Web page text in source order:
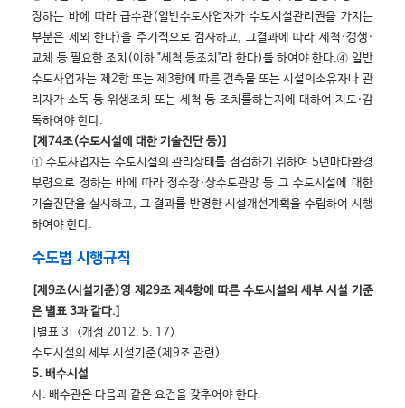
정하는 바에 따라 급수관(일반수도사업자가 수도시설관리권을 가지는
부분은 제외 한다)을 주기적으로 검사하고, 그결과에 따라 세척·갱생·
교체 등 필요한 조치(이하 "세척 등조치"라 한다)를 하여야 한다.④ 일반
수도사업자는 제2항 또는 제3항에 따른 건축물 또는 시설의소유자나 관
리자가 소독 등 위생조치 또는 세척 등 조치를하는지에 대하여 지도·감
독하여야 한다.
[제74조(수도시설에 대한 기술진단 등)]
① 수도사업자는 수도시설의 관리상태를 점검하기 위하여 5년마다환경
부령으로 정하는 바에 따라 정수장·상수도관망 등 그 수도시설에 대한
기술진단을 실시하고, 그 결과를 반영한 시설개선계획을 수립하여 시행
하여야 한다.
수도법 시행규칙
[제9조(시설기준)영 제29조 제4항에 따른 수도시설의 세부 시설 기준
은 별표 3과 같다.]
[별표 3] <개정 2012. 5. 17>
수도시설의 세부 시설기준(제9조 관련)
5. 배수시설
사. 배수관은 다음과 같은 요건을 갖추어야 한다.